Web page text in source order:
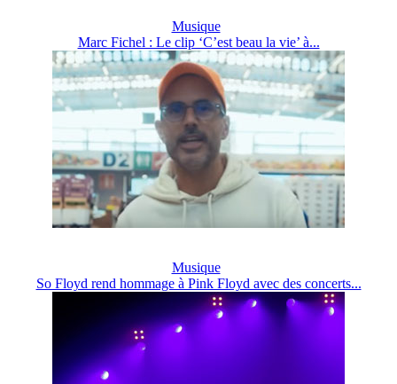
Musique
Marc Fichel : Le clip ‘C’est beau la vie’ à...
Musique
So Floyd rend hommage à Pink Floyd avec des concerts...